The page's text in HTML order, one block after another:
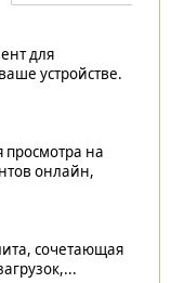
для
устройстве.
просмотра на
онлайн,
сочетающая